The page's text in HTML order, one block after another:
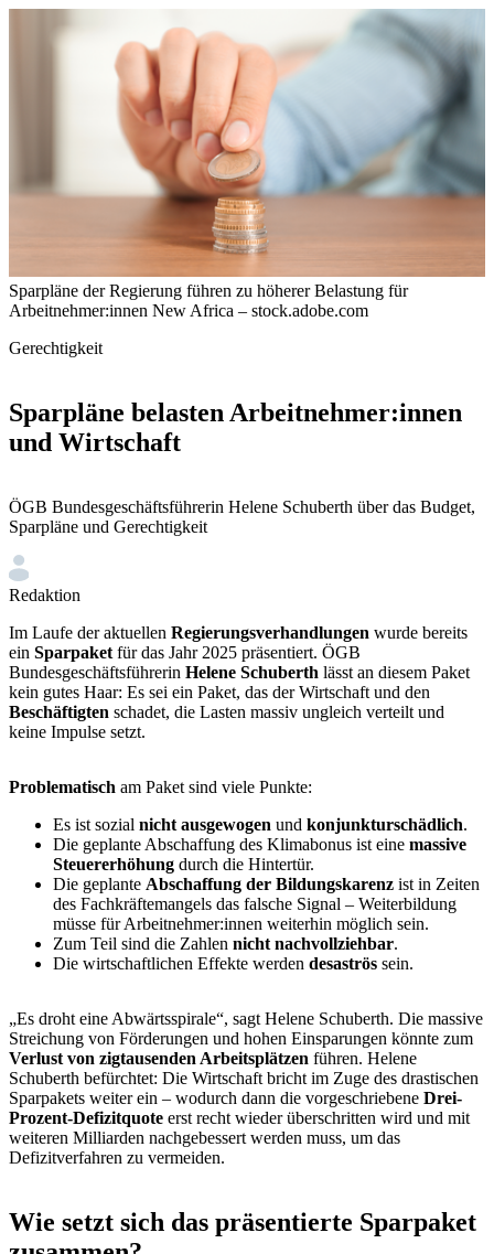
Sparpläne der Regierung führen zu höherer Belastung für
Arbeitnehmer:innen New Africa – stock.adobe.com
Gerechtigkeit
Sparpläne belasten Arbeitnehmer:innen
und Wirtschaft
ÖGB Bundesgeschäftsführerin Helene Schuberth über das Budget,
Sparpläne und Gerechtigkeit
Redaktion
Im Laufe der aktuellen Regierungsverhandlungen wurde bereits
ein Sparpaket für das Jahr 2025 präsentiert. ÖGB
Bundesgeschäftsführerin Helene Schuberth lässt an diesem Paket
kein gutes Haar: Es sei ein Paket, das der Wirtschaft und den
Beschäftigten schadet, die Lasten massiv ungleich verteilt und
keine Impulse setzt.
Problematisch am Paket sind viele Punkte:
Es ist sozial nicht ausgewogen und konjunkturschädlich.
Die geplante Abschaffung des Klimabonus ist eine massive
Steuererhöhung durch die Hintertür.
Die geplante Abschaffung der Bildungskarenz ist in Zeiten
des Fachkräftemangels das falsche Signal – Weiterbildung
müsse für Arbeitnehmer:innen weiterhin möglich sein.
Zum Teil sind die Zahlen nicht nachvollziehbar.
Die wirtschaftlichen Effekte werden desaströs sein.
„Es droht eine Abwärtsspirale“, sagt Helene Schuberth. Die massive
Streichung von Förderungen und hohen Einsparungen könnte zum
Verlust von zigtausenden Arbeitsplätzen führen. Helene
Schuberth befürchtet: Die Wirtschaft bricht im Zuge des drastischen
Sparpakets weiter ein – wodurch dann die vorgeschriebene Drei-
Prozent-Defizitquote erst recht wieder überschritten wird und mit
weiteren Milliarden nachgebessert werden muss, um das
Defizitverfahren zu vermeiden.
Wie setzt sich das präsentierte Sparpaket